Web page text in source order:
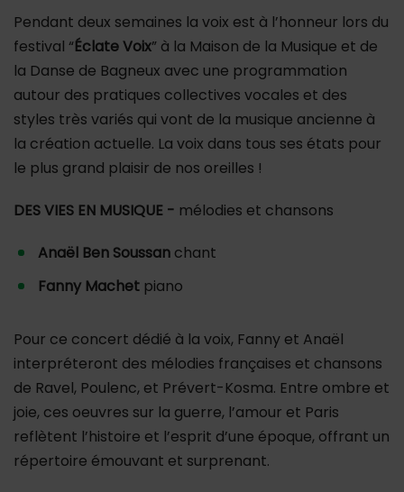
Pendant deux semaines la voix est à l’honneur lors du
festival “Éclate Voix” à la Maison de la Musique et de
la Danse de Bagneux avec une programmation
autour des pratiques collectives vocales et des
styles très variés qui vont de la musique ancienne à
la création actuelle. La voix dans tous ses états pour
le plus grand plaisir de nos oreilles !
DES VIES EN MUSIQUE - mélodies et chansons
Anaël Ben Soussan chant
Fanny Machet piano
Pour ce concert dédié à la voix, Fanny et Anaël
interpréteront des mélodies françaises et chansons
de Ravel, Poulenc, et Prévert-Kosma. Entre ombre et
joie, ces oeuvres sur la guerre, l’amour et Paris
reflètent l’histoire et l’esprit d’une époque, offrant un
répertoire émouvant et surprenant.